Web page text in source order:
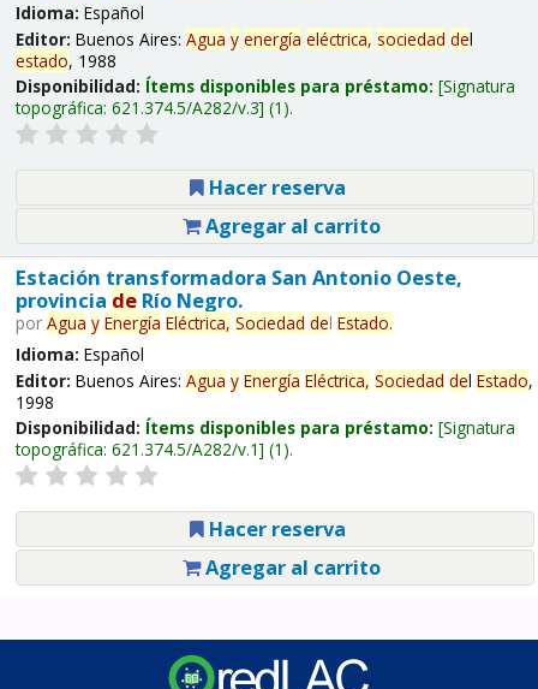
Idioma: Español
Editor: Buenos Aires: Agua y energía eléctrica, sociedad del
estado, 1988
Disponibilidad: Ítems disponibles para préstamo: Signatura
topográfica: 621.374.5/A282/v.3 (1).
Hacer reserva
Agregar al carrito
Estación transformadora San Antonio Oeste,
provincia deRío Negro.
por Agua y Energía Eléctrica, Sociedad del Estado.
Idioma: Español
Editor: Buenos Aires: Agua y Energía Eléctrica, Sociedad del Estado,
1998
Disponibilidad: Ítems disponibles para préstamo: Signatura
topográfica: 621.374.5/A282/v.1 (1).
Hacer reserva
Agregar al carrito